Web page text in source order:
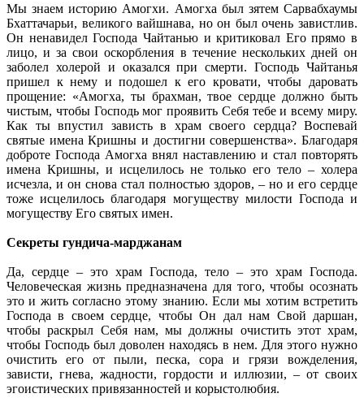
Мы знаем историю Амогхи. Амогха был зятем Сарвабхаумы
Бхаттачарьи, великого вайшнава, но он был очень завистлив.
Он ненавидел Господа Чайтанью и критиковал Его прямо в
лицо, и за свои оскорбления в течение нескольких дней он
заболел холерой и оказался при смерти. Господь Чайтанья
пришел к нему и подошел к его кровати, чтобы даровать
прощение: «Амогха, ты брахман, твое сердце должно быть
чистым, чтобы Господь мог проявить Себя тебе и всему миру.
Как ты впустил зависть в храм своего сердца? Воспевай
святые имена Кришны и достигни совершенства». Благодаря
доброте Господа Амогха внял наставлению и стал повторять
имена Кришны, и исцелилось не только его тело – холера
исчезла, и он снова стал полностью здоров, – но и его сердце
тоже исцелилось благодаря могуществу милости Господа и
могуществу Его святых имен.
Секреты гундича-марджанам
Да, сердце – это храм Господа, тело – это храм Господа.
Человеческая жизнь предназначена для того, чтобы осознать
это и жить согласно этому знанию. Если мы хотим встретить
Господа в своем сердце, чтобы Он дал нам Свой даршан,
чтобы раскрыл Себя нам, мы должны очистить этот храм,
чтобы Господь был доволен находясь в нем. Для этого нужно
очистить его от пыли, песка, сора и грязи вожделения,
зависти, гнева, жадности, гордости и иллюзии, – от своих
эгоистических привязанностей и корыстолюбия.